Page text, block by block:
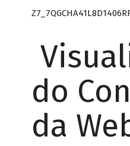
do
da